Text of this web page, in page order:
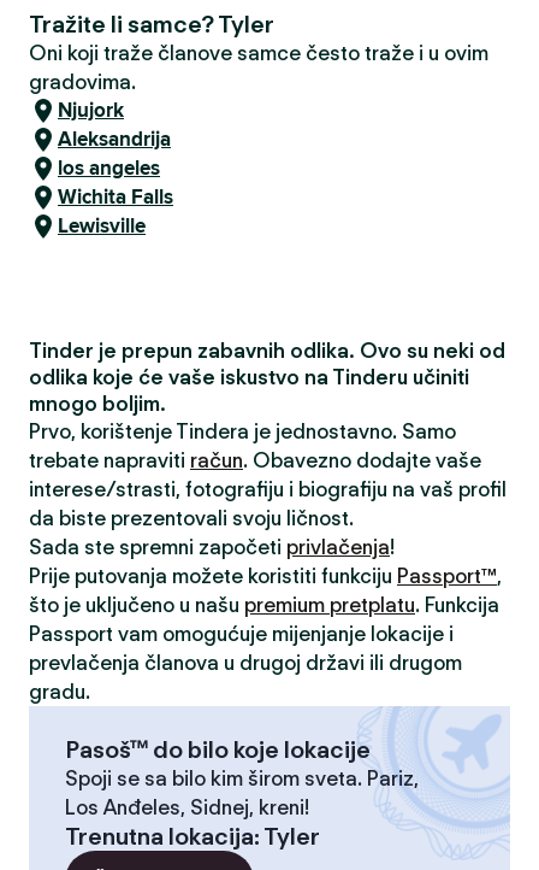
Tražite li samce? Tyler
Oni koji traže članove samce često traže i u ovim
gradovima.
Njujork
Aleksandrija
los angeles
Wichita Falls
Lewisville
Tinder je prepun zabavnih odlika. Ovo su neki od
odlika koje će vaše iskustvo na Tinderu učiniti
mnogo boljim.
Prvo, korištenje Tindera je jednostavno. Samo
trebate napraviti račun. Obavezno dodajte vaše
interese/strasti, fotografiju i biografiju na vaš profil
da biste prezentovali svoju ličnost.
Sada ste spremni započeti privlačenja!
Prije putovanja možete koristiti funkciju Passport™,
što je uključeno u našu premium pretplatu. Funkcija
Passport vam omogućuje mijenjanje lokacije i
prevlačenja članova u drugoj državi ili drugom
gradu.
Pasoš™ do bilo koje lokacije
Spoji se sa bilo kim širom sveta. Pariz,
Los Anđeles, Sidnej, kreni!
Trenutna lokacija: Tyler